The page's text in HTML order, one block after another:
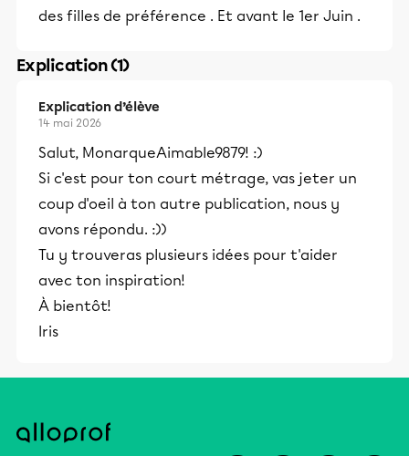
des filles de préférence . Et avant le 1er Juin .
Explication (1)
Explication d’élève
14 mai 2026
Salut, MonarqueAimable9879! :)
Si c'est pour ton court métrage, vas jeter un
coup d'oeil à ton autre publication, nous y
avons répondu. :))
Tu y trouveras plusieurs idées pour t'aider
avec ton inspiration!
À bientôt!
Iris